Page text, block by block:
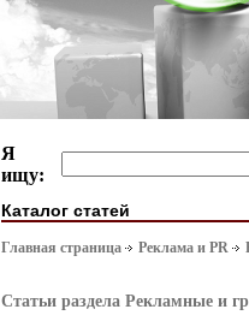
Я
ищу:
Каталог статей
Главная страница Реклама и PR
Статьи раздела Рекламные и